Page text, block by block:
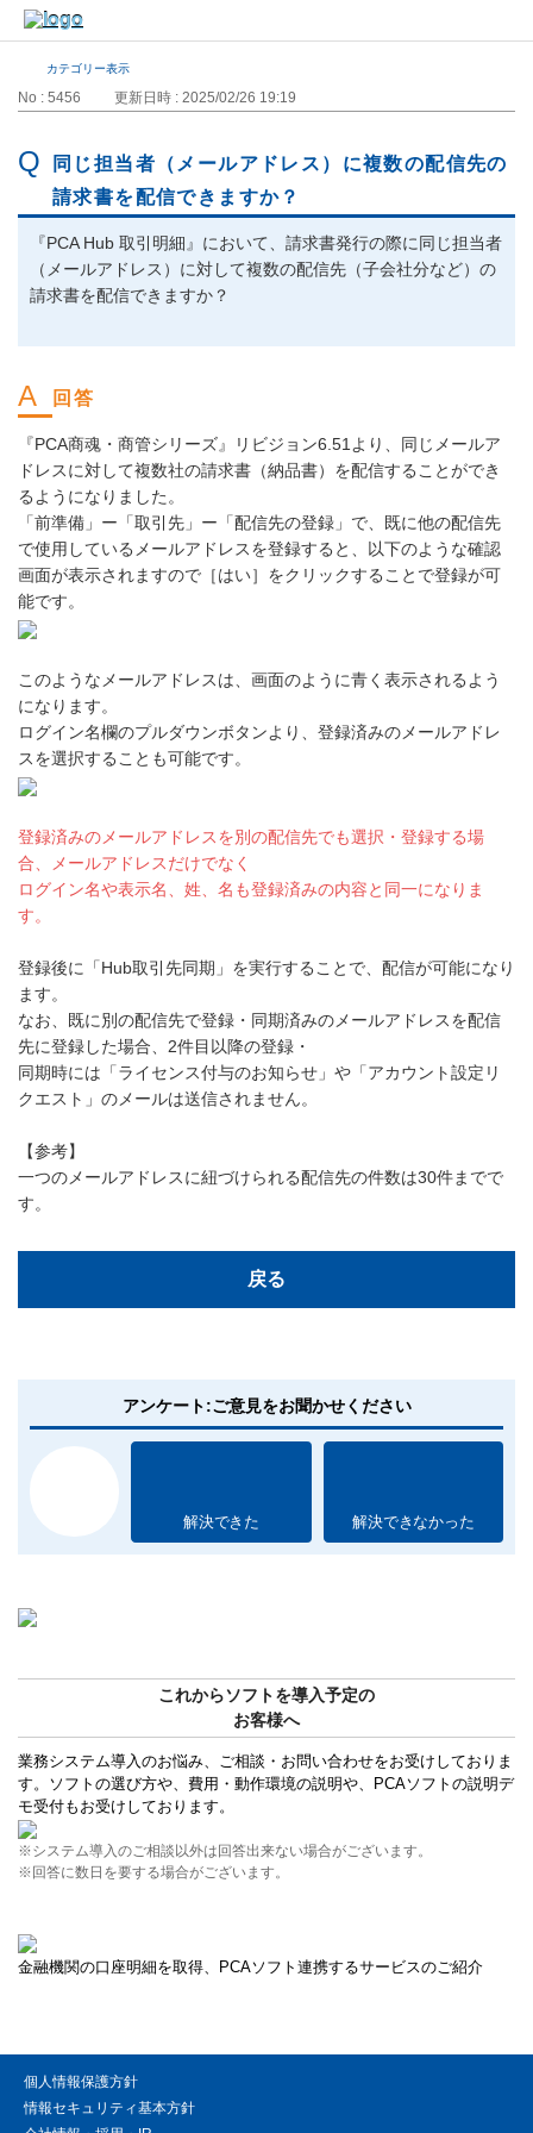
カテゴリー表示
No : 5456 更新日時 : 2025/02/26 19:19
同じ担当者（メールアドレス）に複数の配信先の
請求書を配信できますか？
『PCA Hub 取引明細』において、請求書発行の際に同じ担当者
（メールアドレス）に対して複数の配信先（子会社分など）の
請求書を配信できますか？
『PCA商魂・商管シリーズ』リビジョン6.51より、同じメールア
ドレスに対して複数社の請求書（納品書）を配信することができ
るようになりました。
「前準備」ー「取引先」ー「配信先の登録」で、既に他の配信先
で使用しているメールアドレスを登録すると、以下のような確認
画面が表示されますので［はい］をクリックすることで登録が可
能です。
このようなメールアドレスは、画面のように青く表示されるよう
になります。
ログイン名欄のプルダウンボタンより、登録済みのメールアドレ
スを選択することも可能です。
登録済みのメールアドレスを別の配信先でも選択・登録する場
合、メールアドレスだけでなく
ログイン名や表示名、姓、名も登録済みの内容と同一になりま
す。
登録後に「Hub取引先同期」を実行することで、配信が可能になり
ます。
なお、既に別の配信先で登録・同期済みのメールアドレスを配信
先に登録した場合、2件目以降の登録・
同期時には「ライセンス付与のお知らせ」や「アカウント設定リ
クエスト」のメールは送信されません。
【参考】
一つのメールアドレスに紐づけられる配信先の件数は30件までで
す。
戻る
アンケート:ご意見をお聞かせください
解決できた 解決できなかった
これからソフトを導入予定の
お客様へ
業務システム導入のお悩み、ご相談・お問い合わせをお受けしておりま
す。ソフトの選び方や、費用・動作環境の説明や、PCAソフトの説明デ
モ受付もお受けしております。
※システム導入のご相談以外は回答出来ない場合がございます。
※回答に数日を要する場合がございます。
金融機関の口座明細を取得、PCAソフト連携するサービスのご紹介
個人情報保護方針
情報セキュリティ基本方針